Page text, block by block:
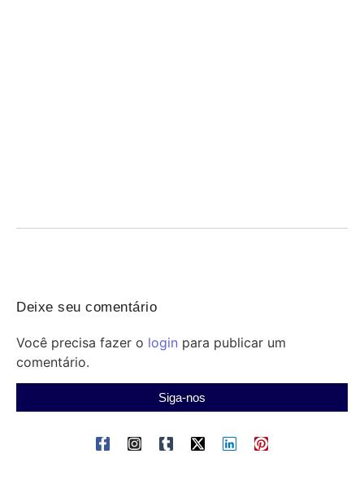
Deixe seu comentário
Você precisa fazer o login para publicar um
comentário.
Siga-nos